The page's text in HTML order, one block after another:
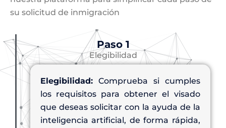
su solicitud de inmigración
Paso 1
Elegibilidad
Elegibilidad: Comprueba si cumples
los requisitos para obtener el visado
que deseas solicitar con la ayuda de la
inteligencia artificial, de forma rápida,